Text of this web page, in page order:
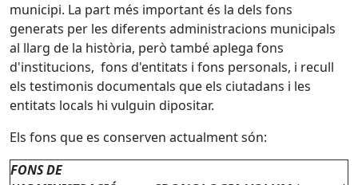
municipi. La part més important és la dels fons
generats per les diferents administracions municipals
al llarg de la història, però també aplega fons
d'institucions, fons d'entitats i fons personals, i recull
els testimonis documentals que els ciutadans i les
entitats locals hi vulguin dipositar.
Els fons que es conserven actualment són:
FONS DE